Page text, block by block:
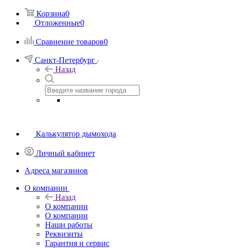
Корзина0
Отложенные0
Сравнение товаров0
Санкт-Петербург
Назад
Калькулятор дымохода
Личный кабинет
Адреса магазинов
O компании
Назад
O компании
О компании
Наши работы
Реквизиты
Гарантия и сервис